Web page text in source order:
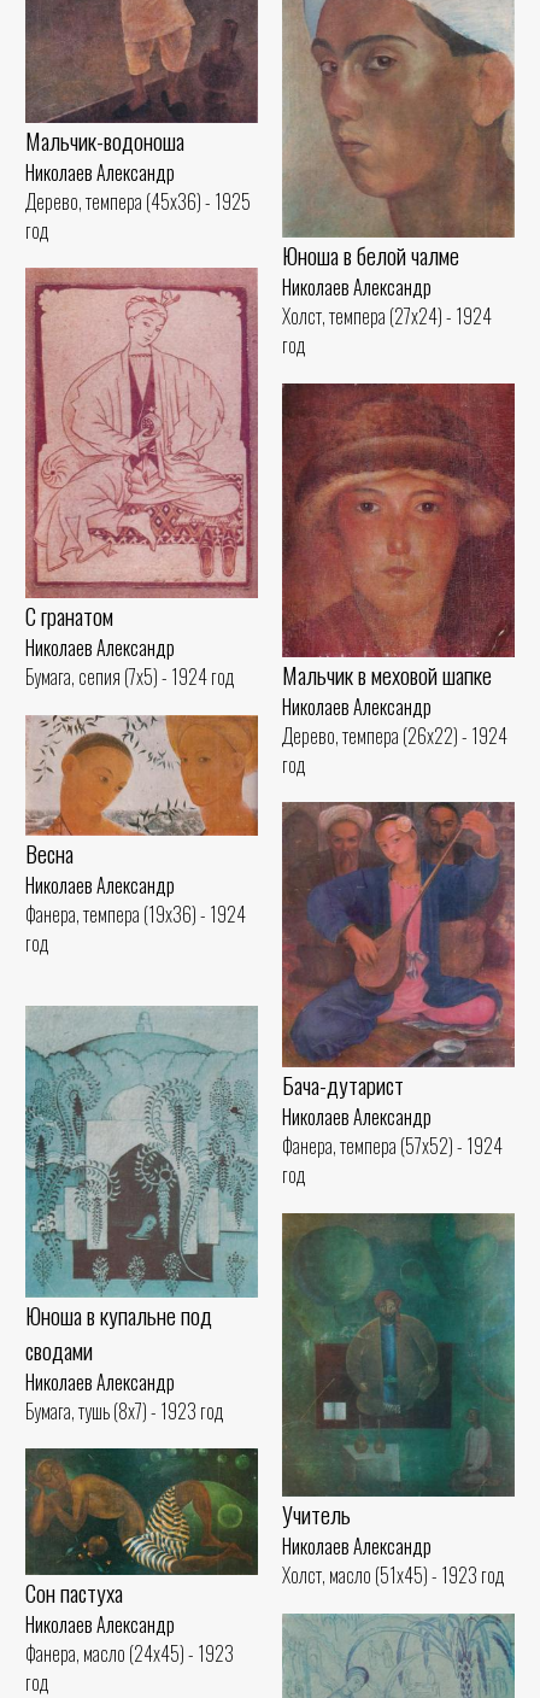
Мальчик-водоноша
Николаев Александр
Дерево, темпера (45x36) - 1925
год
Юноша в белой чалме
Николаев Александр
Холст, темпера (27x24) - 1924
год
С гранатом
Николаев Александр
Бумага, сепия (7x5) - 1924 год
Мальчик в меховой шапке
Николаев Александр
Дерево, темпера (26x22) - 1924
год
Весна
Николаев Александр
Фанера, темпера (19x36) - 1924
год
Бача-дутарист
Николаев Александр
Фанера, темпера (57x52) - 1924
год
Юноша в купальне под
сводами
Николаев Александр
Бумага, тушь (8x7) - 1923 год
Учитель
Николаев Александр
Холст, масло (51x45) - 1923 год
Сон пастуха
Николаев Александр
Фанера, масло (24x45) - 1923
год